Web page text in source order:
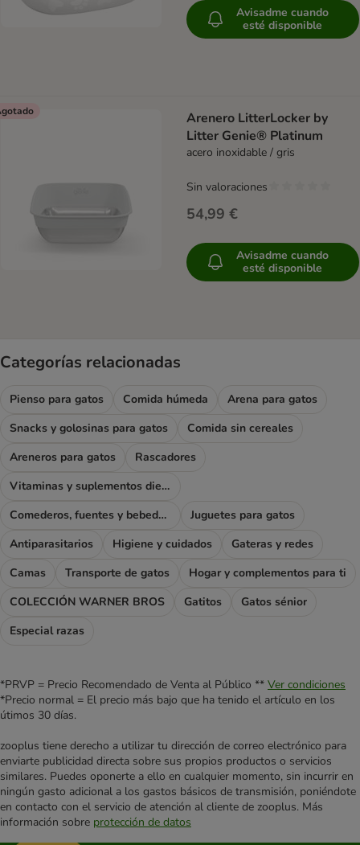
Avisadme cuando
esté disponible
Arenero LitterLocker by
Litter Genie® Platinum
acero inoxidable / gris
54,99 €
Sin valoraciones
Avisadme cuando
esté disponible
Categorías relacionadas
Pienso para gatos Comida húmeda
Arena para gatos
Snacks y golosinas para gatos
Comida sin cereales
Areneros para gatos
Rascadores
Vitaminas y suplementos dietéticos
Comederos, fuentes y bebederos
Juguetes para gatos
Antiparasitarios
Higiene y cuidados
Gateras y redes
Camas
Transporte de gatos
Hogar y complementos para ti
COLECCIÓN WARNER BROS
Gatitos
Gatos sénior
Especial razas
*PRVP = Precio Recomendado de Venta al Público ** Ver condiciones
*Precio normal = El precio más bajo que ha tenido el artículo en los
útimos 30 días.
zooplus tiene derecho a utilizar tu dirección de correo electrónico para
enviarte publicidad directa sobre sus propios productos o servicios
similares. Puedes oponerte a ello en cualquier momento, sin incurrir en
ningún gasto adicional a los gastos básicos de transmisión, poniéndote
en contacto con el servicio de atención al cliente de zooplus. Más
información sobre protección de datos